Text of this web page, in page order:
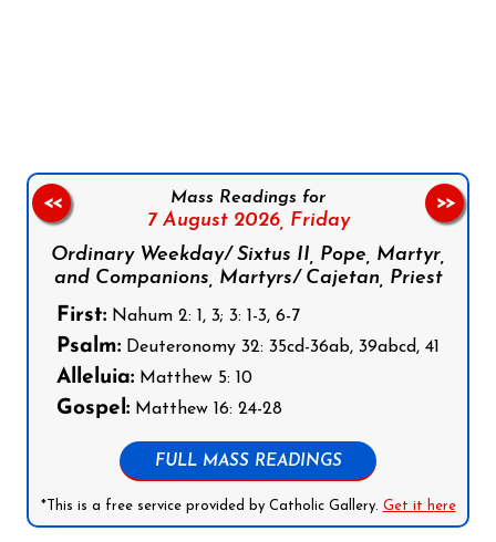
Mass Readings for
7 August 2026, Friday
Ordinary Weekday/ Sixtus II, Pope, Martyr,
and Companions, Martyrs/ Cajetan, Priest
First: Nahum 2: 1, 3; 3: 1-3, 6-7
Psalm: Deuteronomy 32: 35cd-36ab, 39abcd, 41
Alleluia: Matthew 5: 10
Gospel: Matthew 16: 24-28
FULL MASS READINGS
*This is a free service provided by Catholic Gallery. Get it here
<< >>